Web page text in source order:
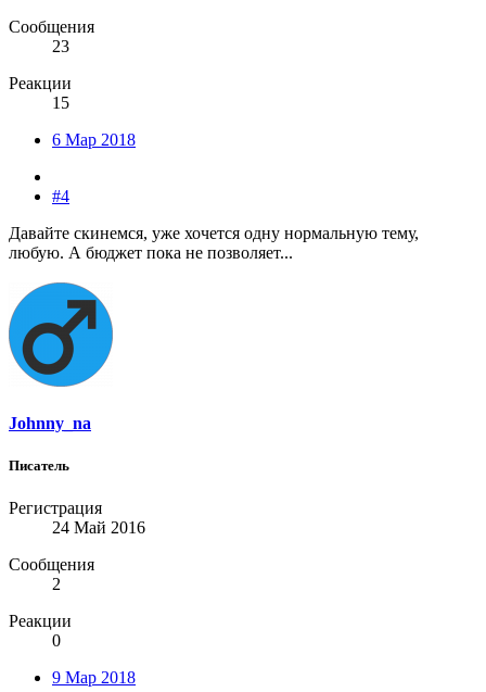
Сообщения
23
Реакции
15
6 Мар 2018
#4
Давайте скинемся, уже хочется одну нормальную тему,
любую. А бюджет пока не позволяет...
Johnny_na
Писатель
Регистрация
24 Май 2016
Сообщения
2
Реакции
0
9 Мар 2018